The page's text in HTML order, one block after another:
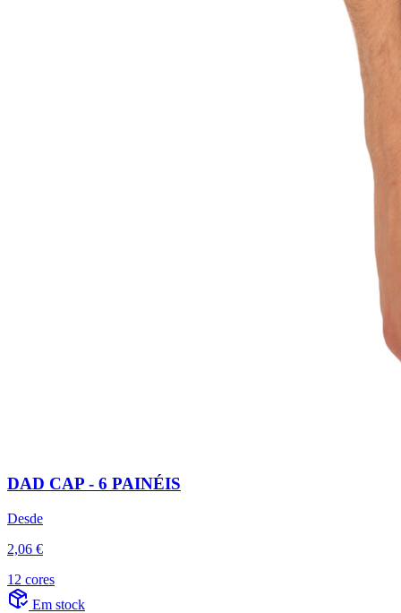
DAD CAP - 6 PAINÉIS
Desde
2,06 €
12 cores
Em stock